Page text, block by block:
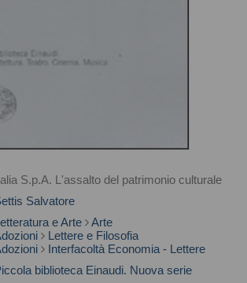
S.p.A. L'assalto del patrimonio culturale
Salvatore
e Arte
Arte
Lettere e Filosofia
Interfacoltà Economia - Lettere
biblioteca Einaudi. Nuova serie